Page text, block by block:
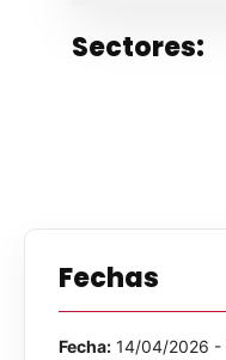
Sectores:
Fechas
Fecha: 14/04/2026 -